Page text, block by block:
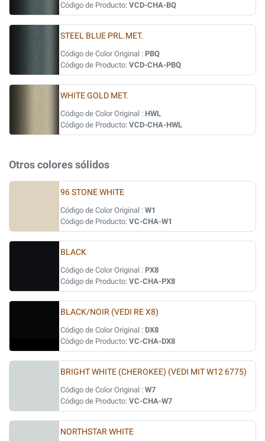
Código de Producto: VCD-CHA-BQ
STEEL BLUE PRL.MET.
Código de Color Original : PBQ
Código de Producto: VCD-CHA-PBQ
WHITE GOLD MET.
Código de Color Original : HWL
Código de Producto: VCD-CHA-HWL
Otros colores sólidos
96 STONE WHITE
Código de Color Original : W1
Código de Producto: VC-CHA-W1
BLACK
Código de Color Original : PX8
Código de Producto: VC-CHA-PX8
BLACK/NOIR (VEDI RE X8)
Código de Color Original : DX8
Código de Producto: VC-CHA-DX8
BRIGHT WHITE (CHEROKEE) (VEDI MIT W12 6775)
Código de Color Original : W7
Código de Producto: VC-CHA-W7
NORTHSTAR WHITE